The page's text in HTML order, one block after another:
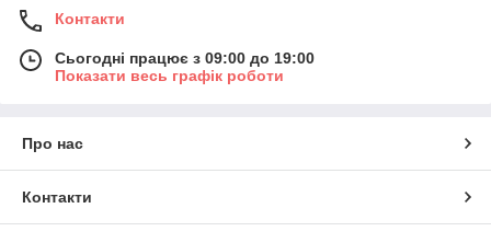
Контакти
Сьогодні працює з 09:00 до 19:00
Показати весь графік роботи
Про нас
Контакти